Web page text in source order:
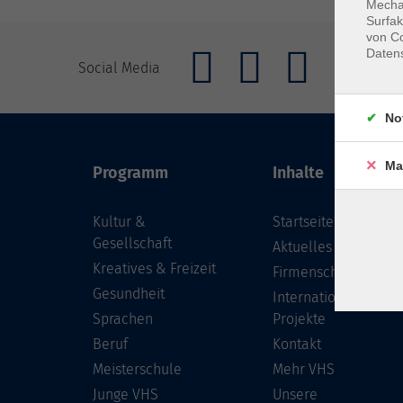
Social Media
Programm
Kultur &
Gesellschaft
Kreatives & Freizeit
Gesundheit
Sprachen
Beruf
Meisterschule
Junge VHS
Inhalte
Startseite
Aktuelles
Firmenschulungen
Internationale
Projekte
Kontakt
Mehr VHS
Unsere
von